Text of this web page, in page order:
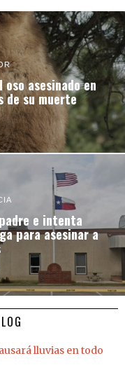
asesinado en
de su muerte
e intenta
para asesinar a